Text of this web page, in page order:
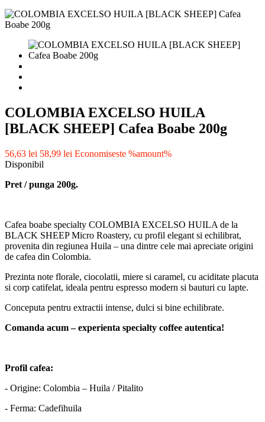
COLOMBIA EXCELSO HUILA
[BLACK SHEEP] Cafea Boabe 200g
56,63 lei 58,99 lei Economiseste %amount%
Disponibil
Pret / punga 200g.
Cafea boabe specialty COLOMBIA EXCELSO HUILA de la
BLACK SHEEP Micro Roastery, cu profil elegant si echilibrat,
provenita din regiunea Huila – una dintre cele mai apreciate origini
de cafea din Colombia.
Prezinta note florale, ciocolatii, miere si caramel, cu aciditate placuta
si corp catifelat, ideala pentru espresso modern si bauturi cu lapte.
Conceputa pentru extractii intense, dulci si bine echilibrate.
Comanda acum – experienta specialty coffee autentica!
Profil cafea:
- Origine: Colombia – Huila / Pitalito
- Ferma: Cadefihuila